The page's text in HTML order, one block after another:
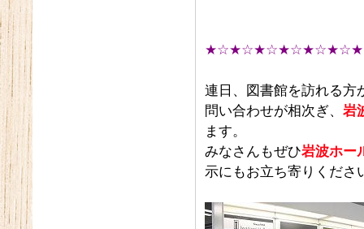
連日、図書館を訪れる方
問い合わせが相次ぎ、 岩
ます。
みなさんもぜひ岩波ホー
示にもお立ち寄りくださ